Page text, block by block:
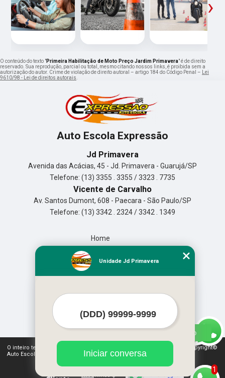
‹ ›
O conteúdo do texto "Primeira Habilitação de Moto Preço Jardim Primavera" é de direito
reservado. Sua reprodução, parcial ou total, mesmo citando nossos links, é proibida sem a
autorização do autor. Crime de violação de direito autoral – artigo 184 do Código Penal – Lei
9610/98 - Lei de direitos autorais.
Auto Escola Expressão
Jd Primavera
Avenida das Acácias, 45 - Jd. Primavera - Guarujá/SP
Telefone: (13) 3355 . 3355 / 3323 . 7735
Vicente de Carvalho
Av. Santos Dumont, 608 - Paecara - São Paulo/SP
Telefone: (13) 3342 . 2324 / 3342 . 1349
Home
Missão
Mapa do site
O inteiro teor deste site está sujeito à proteção de direitos autorais. Copyright©
Auto Escola Expressão (Lei 9610 de 19/02/1998)
1
Unidade Jd Primavera
Iniciar conversa